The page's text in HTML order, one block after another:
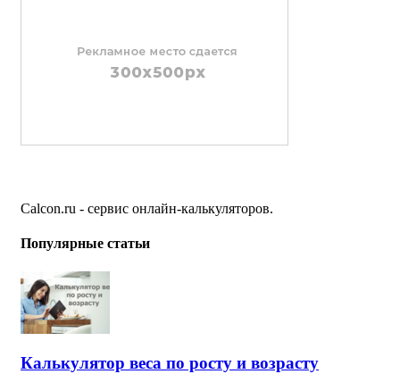
Calcon.ru - сервис онлайн-калькуляторов.
Популярные статьи
Калькулятор веса по росту и возрасту